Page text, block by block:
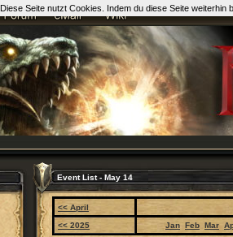
Event List - May 14
<< April
<< 2025
Jan Feb Mar
Diese Seite nutzt Cookies. Indem du diese Seite